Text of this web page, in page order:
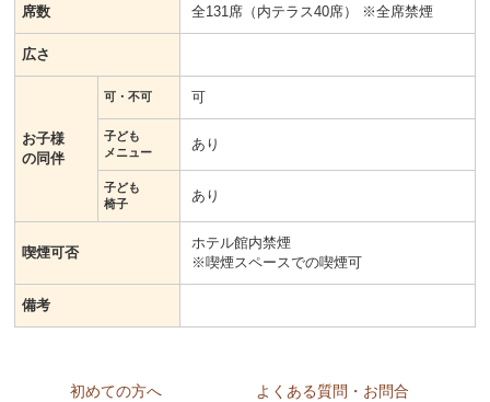
席数 全131席（内テラス40席） ※全席禁煙
広さ
お子様
の同伴
可・不可 可
子ども
メニュー
あり
子ども
椅子
あり
喫煙可否
ホテル館内禁煙
※喫煙スペースでの喫煙可
備考
初めての方へ
よくある質問・お問合